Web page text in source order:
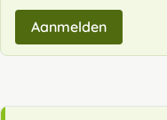
Aanmelden